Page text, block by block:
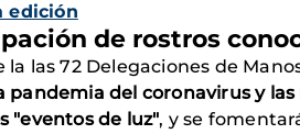
edición
de rostros
las 72 Delegaciones de
pandemia del coronavirus y
"eventos de luz", y se